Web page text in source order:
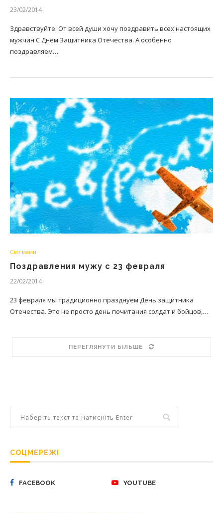
23/02/2014
Здравствуйте. От всей души хочу поздравить всех настоящих
мужчин С Днём Защитника Отечества. А особенно
поздравляем…
Світ мами
Поздравления мужу с 23 февраля
22/02/2014
23 февраля мы традиционно празднуем День защитника
Отечества. Это не просто день почитания солдат и бойцов,…
ПЕРЕГЛЯНУТИ БІЛЬШЕ
СОЦМЕРЕЖІ
FACEBOOK YOUTUBE